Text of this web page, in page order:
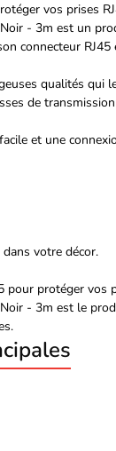
vos prises
Noir - 3m est un
connecteur
qualités qui
de
et une
votre décor.
pour protéger vos
- 3m est le